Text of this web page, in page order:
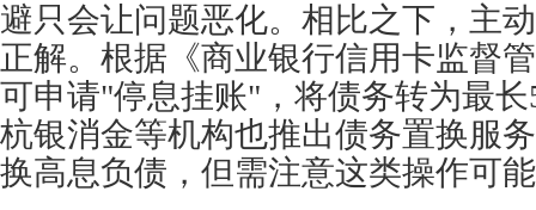
避只会让问题恶化。相比之下，主
正解。根据《商业银行信用卡监督
可申请"停息挂账"，将债务转为最
杭银消金等机构也推出债务置换服
换高息负债，但需注意这类操作可